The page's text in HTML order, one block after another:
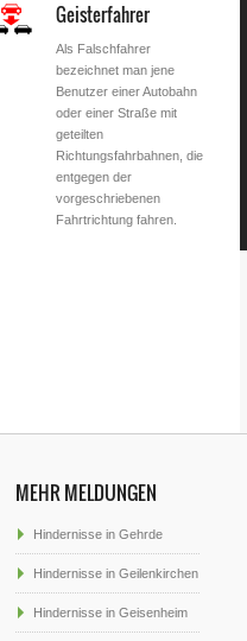
Geisterfahrer
Als Falschfahrer
bezeichnet man jene
Benutzer einer Autobahn
oder einer Straße mit
geteilten
Richtungsfahrbahnen, die
entgegen der
vorgeschriebenen
Fahrtrichtung fahren.
MEHR MELDUNGEN
Hindernisse in Gehrde
Hindernisse in Geilenkirchen
Hindernisse in Geisenheim